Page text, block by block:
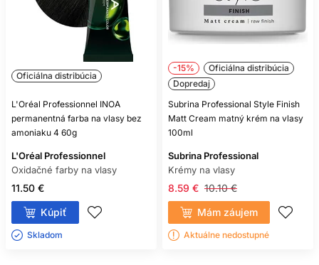
Oficiálna distribúcia
L'Oréal Professionnel INOA
permanentná farba na vlasy bez
amoniaku 4 60g
L'Oréal Professionnel
Oxidačné farby na vlasy
11.50 €
Kúpiť
Skladom ㅤ
-15%
Oficiálna distribúcia
Dopredaj
Subrina Professional Style Finish
Matt Cream matný krém na vlasy
100ml
Subrina Professional
Krémy na vlasy
10.10 €
8.59 €
Mám záujem
Aktuálne nedostupné